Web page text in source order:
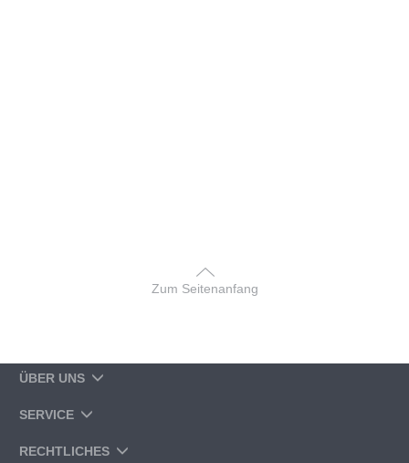
Zum Seitenanfang
ÜBER UNS
SERVICE
RECHTLICHES